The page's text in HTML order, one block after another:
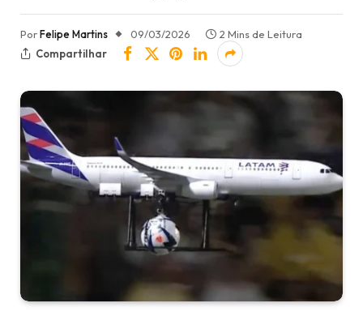
PorFelipe Martins 09/03/2026
2 Mins de Leitura
Compartilhar